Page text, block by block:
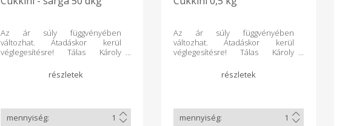
Az ár súly függvényében
változhat. Átadáskor kerül
véglegesítésre! Tálas Károly
Cserkeszőlőről
Az ár súly függvényében
változhat. Átadáskor kerül
véglegesítésre! Tálas Károly
Cserkeszőlőről